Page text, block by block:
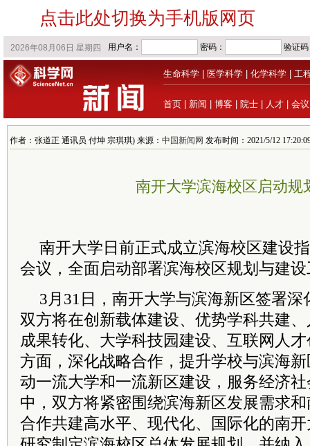
点击此处切换为手机版网页
生命科学 医学科学 化学科学 工
首页 新闻 博客 院士 人才 会议
作者：张道正 通讯员 付坤 宗琪琪) 来源： 中国新闻网 发布时间：2021/5/12
南开大学滨海校区启动规
南开大学日前正式成立滨海校区建设
会议，全面启动部署滨海校区规划与建
3月31日，南开大学与滨海新区签署
双方将在创新载体建设、优势学科共建
成果转化、大学科技园建设、互联网人
方面，深化战略合作，提升学校与滨海
动一流大学和一流新区建设，服务经济
中，双方将紧密围绕滨海新区发展需求
合作共建高水平、现代化、国际化的南